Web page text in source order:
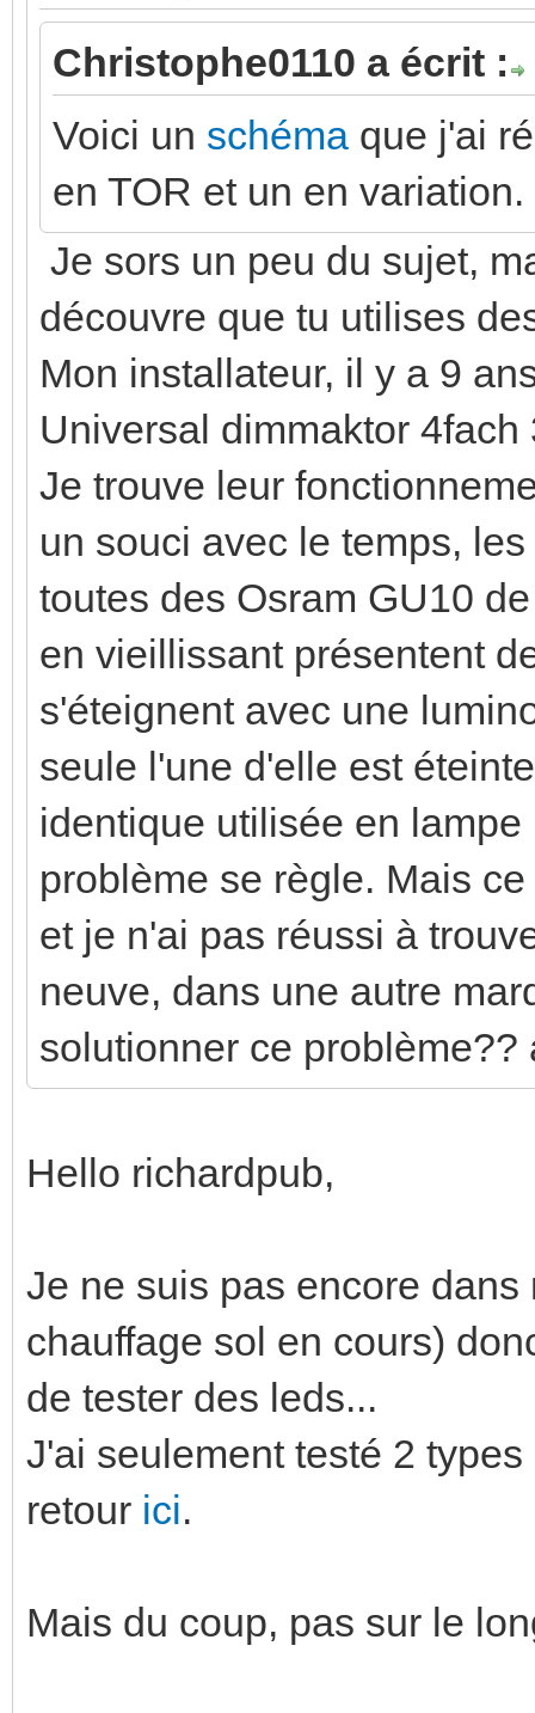
Christophe0110 a écrit :
Voici un schéma que j'ai
en TOR et un en variation.
Je sors un peu du sujet,
découvre que tu utilises
Mon installateur, il y a 9
Universal dimmaktor
Je trouve leur
un souci avec le temps,
toutes des Osram GU10
en vieillissant présentent
s'éteignent avec une
seule l'une d'elle est
identique utilisée en
problème se règle. Mais
et je n'ai pas réussi à
neuve, dans une autre
solutionner ce
Hello richardpub,
Je ne suis pas encore
chauffage sol en cours)
de tester des leds...
J'ai seulement testé 2
retour ici.
Mais du coup, pas sur le